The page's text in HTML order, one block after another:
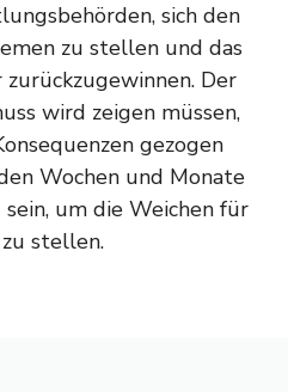
sich den
zu stellen und das
Der
wird zeigen müssen,
gezogen
Wochen und Monate
um die Weichen für
stellen.